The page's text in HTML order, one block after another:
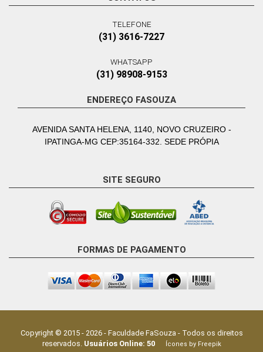
TELEFONE
(31) 3616-7227
WHATSAPP
(31) 98908-9153
ENDEREÇO FASOUZA
AVENIDA SANTA HELENA, 1140, NOVO CRUZEIRO -
IPATINGA-MG CEP:35164-332. SEDE PRÓPIA
SITE SEGURO
FORMAS DE PAGAMENTO
Copyright © 2015 - 2026- Faculdade FaSouza - Todos os direitos
reservados. Usuários Online: 50Ícones by Freepik